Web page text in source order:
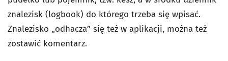
znalezisk (logbook) do którego trzeba się wpisać.
Znalezisko „odhacza” się też w aplikacji, można też
zostawić komentarz.